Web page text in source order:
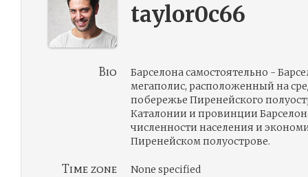
taylor0c66
Bio
Барселона самостоятельно -
мегаполис, расположенный на
побережье Пиренейского
Каталонии и провинции
численности населения и
Пиренейском полуострове.
Time zone None specified